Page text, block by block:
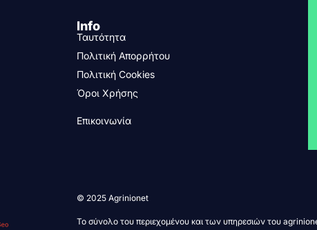
Info
Ταυτότητα
Πολιτική Απορρήτου
Πολιτική Cookies
Όροι Χρήσης
Επικοινωνία
© 2025 Agrinionet
Το σύνολο του περιεχομένου και των υπηρεσιών του